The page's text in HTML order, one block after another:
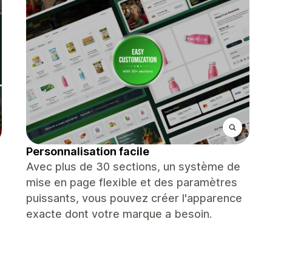
Personnalisation facile
Avec plus de 30 sections, un système de
mise en page flexible et des paramètres
puissants, vous pouvez créer l'apparence
exacte dont votre marque a besoin.